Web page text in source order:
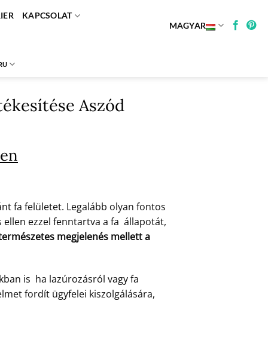
KAPCSOLAT
MAGYAR
Aszód
fa felületet. Legalább olyan fontos
ezzel fenntartva a fa állapotát,
megjelenés mellett a
is ha lazúrozásról vagy fa
fordít ügyfelei kiszolgálására,